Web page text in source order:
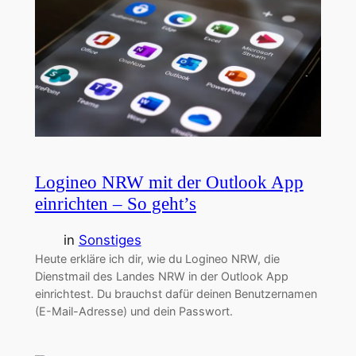
Logineo NRW mit der Outlook App
einrichten – So geht’s
in Sonstiges
Heute erkläre ich dir, wie du Logineo NRW, die
Dienstmail des Landes NRW in der Outlook App
einrichtest. Du brauchst dafür deinen Benutzernamen
(E-Mail-Adresse) und dein Passwort.